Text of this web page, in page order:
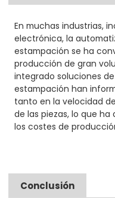
En muchas industrias,
electrónica, la
estampación se ha
producción de gran
integrado soluciones
estampación han
tanto en la velocidad
de las piezas, lo que
los costes de
Conclusión